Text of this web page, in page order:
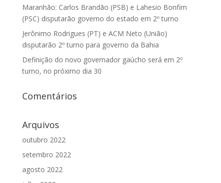
Maranhão: Carlos Brandão (PSB) e Lahesio Bonfim
(PSC) disputarão governo do estado em 2º turno
Jerônimo Rodrigues (PT) e ACM Neto (União)
disputarão 2º turno para governo da Bahia
Definição do novo governador gaúcho será em 2º
turno, no próximo dia 30
Comentários
Arquivos
outubro 2022
setembro 2022
agosto 2022